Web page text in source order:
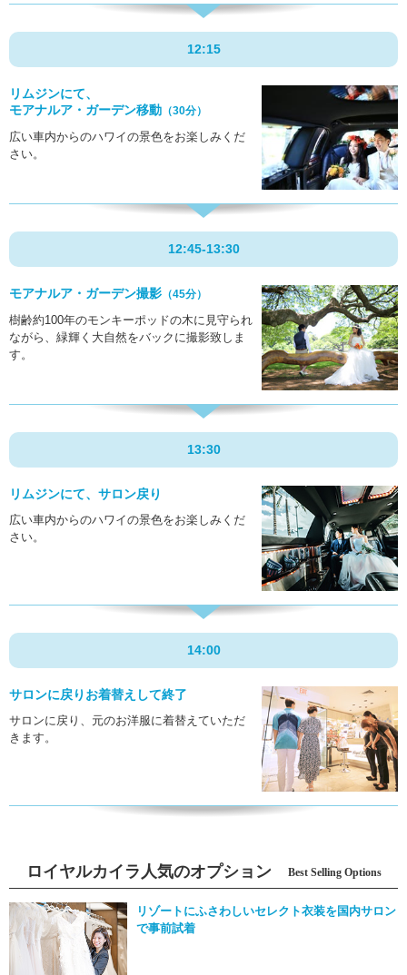
12:15
リムジンにて、
モアナルア・ガーデン移動 （30分）
広い車内からのハワイの景色をお楽しみくだ
さい。
12:45-13:30
モアナルア・ガーデン撮影 （45分）
樹齢約100年のモンキーポッドの木に見守られ
ながら、緑輝く大自然をバックに撮影致しま
す。
13:30
リムジンにて、サロン戻り
広い車内からのハワイの景色をお楽しみくだ
さい。
14:00
サロンに戻り お着替えして終了
サロンに戻り、元のお洋服に着替えていただ
きます。
ロイヤルカイラ人気のオプション Best Selling Options
リゾートにふさわしいセレクト衣装を国内サロン
で事前試着